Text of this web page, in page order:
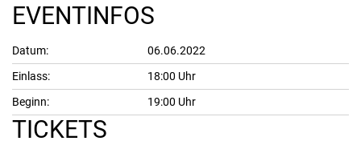
EVENTINFOS
Datum:
06.06.2022
Einlass:
18:00 Uhr
Beginn:
19:00 Uhr
TICKETS